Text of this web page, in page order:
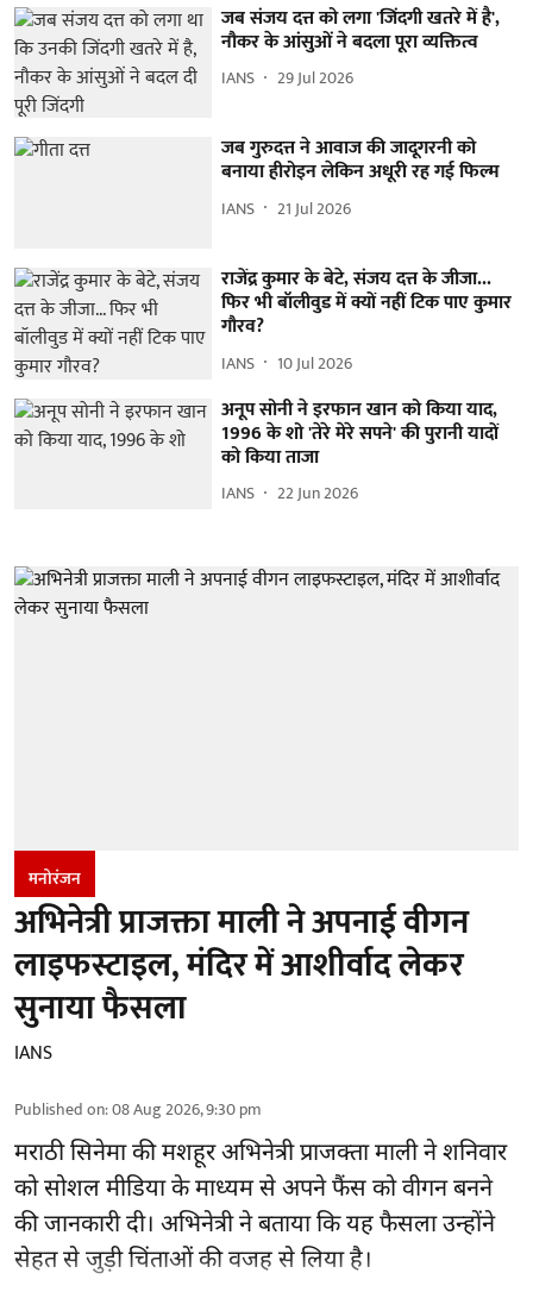
जब संजय दत्त को लगा 'जिंदगी खतरे में है',
नौकर के आंसुओं ने बदला पूरा व्यक्तित्व
IANS 29 Jul 2026
जब गुरुदत्त ने आवाज की जादूगरनी को
बनाया हीरोइन लेकिन अधूरी रह गई फिल्म
IANS 21 Jul 2026
राजेंद्र कुमार के बेटे, संजय दत्त के जीजा...
फिर भी बॉलीवुड में क्यों नहीं टिक पाए कुमार
गौरव?
IANS 10 Jul 2026
अनूप सोनी ने इरफान खान को किया याद,
1996 के शो 'तेरे मेरे सपने' की पुरानी यादों
को किया ताजा
IANS 22 Jun 2026
मनोरंजन
अभिनेत्री प्राजक्ता माली ने अपनाई वीगन
लाइफस्टाइल, मंदिर में आशीर्वाद लेकर
सुनाया फैसला
IANS
Published on:08 Aug 2026, 9:30 pm
मराठी सिनेमा की मशहूरअभिनेत्रीप्राजक्ता माली ने शनिवार
को सोशल मीडिया के माध्यम से अपने फैंस को वीगन बनने
की जानकारी दी। अभिनेत्री ने बताया कि यह फैसला उन्होंने
सेहत से जुड़ी चिंताओं की वजह से लिया है।